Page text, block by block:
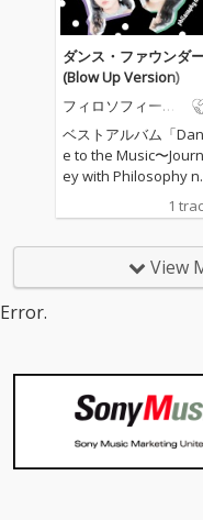
ダンス・ファウンダ
(Blow Up Version)
フィロソフィーの
ベストアルバム「
e to the Music〜Journ
ey with Philosophy
限定盤Disc3「Rare
「ダンス・ファウン
ー（Blow Up Versio
1
View
Error.